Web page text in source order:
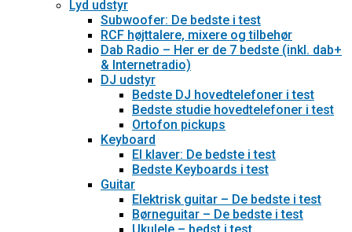
Lyd udstyr
Subwoofer: De bedste i test
RCF højttalere, mixere og tilbehør
Dab Radio – Her er de 7 bedste (inkl. dab+
& Internetradio)
DJ udstyr
Bedste DJ hovedtelefoner i test
Bedste studie hovedtelefoner i test
Ortofon pickups
Keyboard
El klaver: De bedste i test
Bedste Keyboards i test
Guitar
Elektrisk guitar – De bedste i test
Børneguitar – De bedste i test